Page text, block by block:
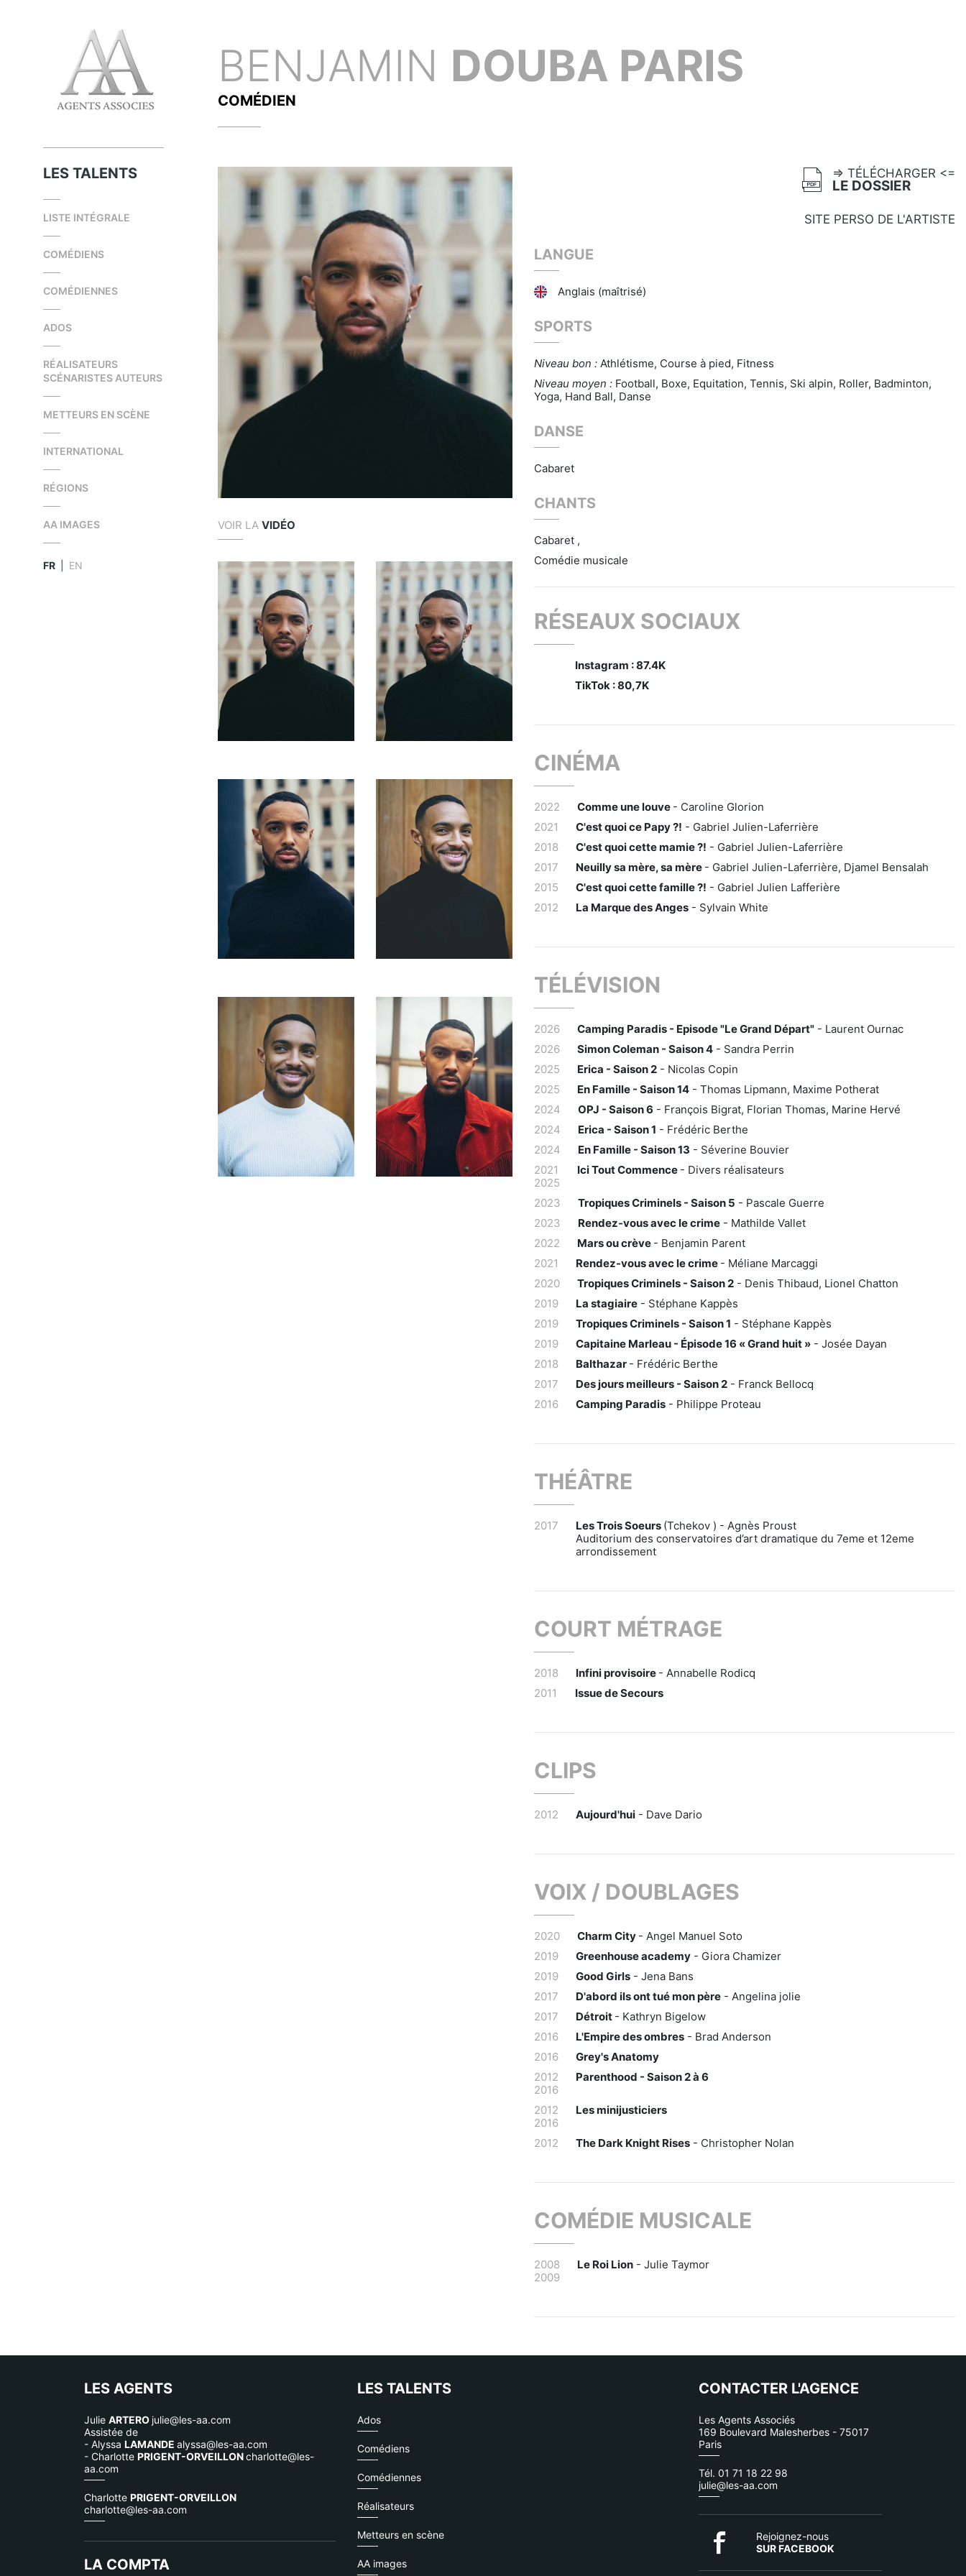
LES TALENTS
LISTE INTÉGRALE
COMÉDIENS
COMÉDIENNES
ADOS
RÉALISATEURS
SCÉNARISTES AUTEURS
METTEURS EN SCÈNE
INTERNATIONAL
RÉGIONS
AA IMAGES
FR EN
BENJAMIN DOUBA PARIS
COMÉDIEN
VOIR LA VIDÉO
=> TÉLÉCHARGER <=
LE DOSSIER
SITE PERSO DE L'ARTISTE
LANGUE
Anglais (maîtrisé)
SPORTS
Niveau bon : Athlétisme, Course à pied, Fitness
Niveau moyen : Football, Boxe, Equitation, Tennis, Ski alpin, Roller, Badminton,
Yoga, Hand Ball, Danse
DANSE
Cabaret
CHANTS
Cabaret ,
Comédie musicale
RÉSEAUX SOCIAUX
Instagram : 87.4K
TikTok : 80,7K
CINÉMA
2022 Comme une louve - Caroline Glorion
2021
C'est quoi ce Papy ?! - Gabriel Julien-Laferrière
2018
C'est quoi cette mamie ?! - Gabriel Julien-Laferrière
2017
Neuilly sa mère, sa mère - Gabriel Julien-Laferrière, Djamel Bensalah
2015
C'est quoi cette famille ?! - Gabriel Julien Lafferière
2012
La Marque des Anges - Sylvain White
TÉLÉVISION
2026 Camping Paradis - Episode "Le Grand Départ" - Laurent Ournac
2026
Simon Coleman - Saison 4 - Sandra Perrin
2025
Erica - Saison 2 - Nicolas Copin
2025
En Famille - Saison 14 - Thomas Lipmann, Maxime Potherat
2024
OPJ - Saison 6 - François Bigrat, Florian Thomas, Marine Hervé
2024
Erica - Saison 1 - Frédéric Berthe
2024
En Famille - Saison 13 - Séverine Bouvier
2021
2025
Ici Tout Commence - Divers réalisateurs
2023 Tropiques Criminels - Saison 5 - Pascale Guerre
2023
Rendez-vous avec le crime - Mathilde Vallet
2022
Mars ou crève - Benjamin Parent
2021
Rendez-vous avec le crime - Méliane Marcaggi
2020
Tropiques Criminels - Saison 2 - Denis Thibaud, Lionel Chatton
2019
La stagiaire - Stéphane Kappès
2019
Tropiques Criminels - Saison 1 - Stéphane Kappès
2019
Capitaine Marleau - Épisode 16 « Grand huit » - Josée Dayan
2018
Balthazar - Frédéric Berthe
2017
Des jours meilleurs - Saison 2 - Franck Bellocq
2016
Camping Paradis - Philippe Proteau
THÉÂTRE
2017 Les Trois Soeurs (Tchekov ) - Agnès Proust
Auditorium des conservatoires d’art dramatique du 7eme et 12eme
arrondissement
COURT MÉTRAGE
2018 Infini provisoire - Annabelle Rodicq
2011
Issue de Secours
CLIPS
2012 Aujourd'hui - Dave Dario
VOIX / DOUBLAGES
2020 Charm City - Angel Manuel Soto
2019
Greenhouse academy - Giora Chamizer
2019
Good Girls - Jena Bans
2017
D'abord ils ont tué mon père - Angelina jolie
2017
Détroit - Kathryn Bigelow
2016
L'Empire des ombres - Brad Anderson
2016
Grey's Anatomy
2012
2016
Parenthood - Saison 2 à 6
2012
2016
Les minijusticiers
2012 The Dark Knight Rises - Christopher Nolan
COMÉDIE MUSICALE
2008
2009
Le Roi Lion - Julie Taymor
LES AGENTS
Julie ARTERO julie@les-aa.com
Assistée de
- Alyssa LAMANDE alyssa@les-aa.com
- Charlotte PRIGENT-ORVEILLONcharlotte@les-
aa.com
Charlotte PRIGENT-ORVEILLON
charlotte@les-aa.com
LA COMPTA
LES TALENTS
Ados
Comédiens
Comédiennes
Réalisateurs
Metteurs en scène
AA images
CONTACTER L'AGENCE
Les Agents Associés
169 Boulevard Malesherbes - 75017
Paris
Tél. 01 71 18 22 98
julie@les-aa.com
Rejoignez-nous
SUR FACEBOOK